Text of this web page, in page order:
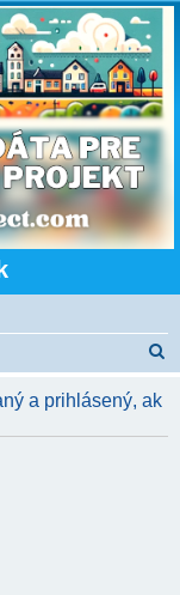
d
a prihlásený, ak